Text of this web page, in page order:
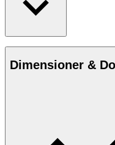
Læs mere
Vilhelm Lauritzen (1894-
betydningsfulde arkitekter
dansk modernisme med
eksempler på en dengang
følger funktion. Gennem
arkitekturen skal være
Læs mere om Vilhelm
Dimensioner &